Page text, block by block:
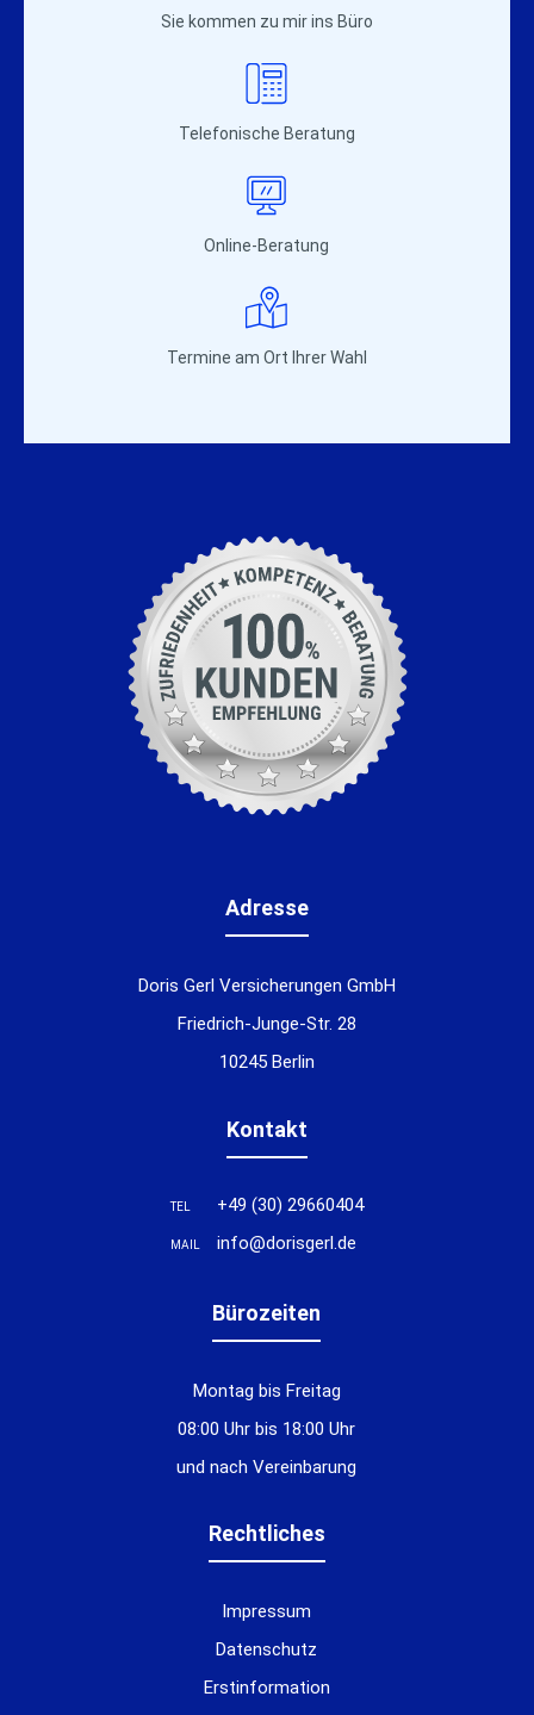
Sie kommen zu mir ins Büro
Telefonische Beratung
Online-Beratung
Termine am Ort Ihrer Wahl
Adresse
Doris Gerl Versicherungen GmbH
Friedrich-Junge-Str. 28
10245 Berlin
Kontakt
TEL +49 (30) 29660404
MAIL info@dorisgerl.de
Bürozeiten
Montag bis Freitag
08:00 Uhr bis 18:00 Uhr
und nach Vereinbarung
Rechtliches
Impressum
Datenschutz
Erstinformation